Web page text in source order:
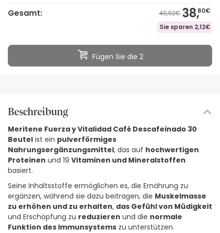
Gesamt: 40,92€ 38,80€
Sie sparen 2,12€
Fügen Sie die 2
Beschreibung
Meritene Fuerza y Vitalidad Café Descafeinado 30
Beutel ist ein pulverförmiges
Nahrungsergänzungsmittel, das auf hochwertigen
Proteinen und 19 Vitaminen und Mineralstoffen
basiert.
Seine Inhaltsstoffe ermöglichen es, die Ernährung zu
ergänzen, während sie dazu beitragen, die Muskelmasse
zu erhöhen und zu erhalten, das Gefühl von Müdigkeit
und Erschöpfung zu reduzieren und die normale
Funktion des Immunsystems zu unterstützen.